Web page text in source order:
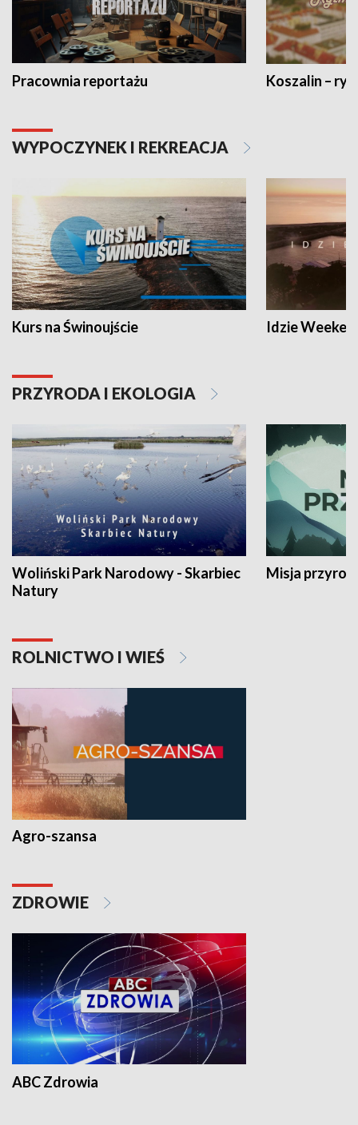
Pracownia reportażu Koszalin –
WYPOCZYNEK I REKREACJA
Kurs na Świnoujście Idzie
PRZYRODA I EKOLOGIA
Woliński Park Narodowy - Skarbiec
Natury
Misja
ROLNICTWO I WIEŚ
Agro-szansa
ZDROWIE
ABC Zdrowia